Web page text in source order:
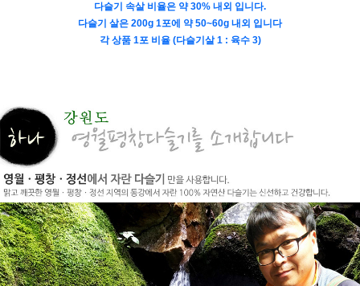
다슬기 속살 비율은 약 30% 내외 입니다.
다슬기 살은 200g 1포에 약 50~60g 내외 입니다
각 상품 1포 비율 (다슬기살 1 : 육수 3)